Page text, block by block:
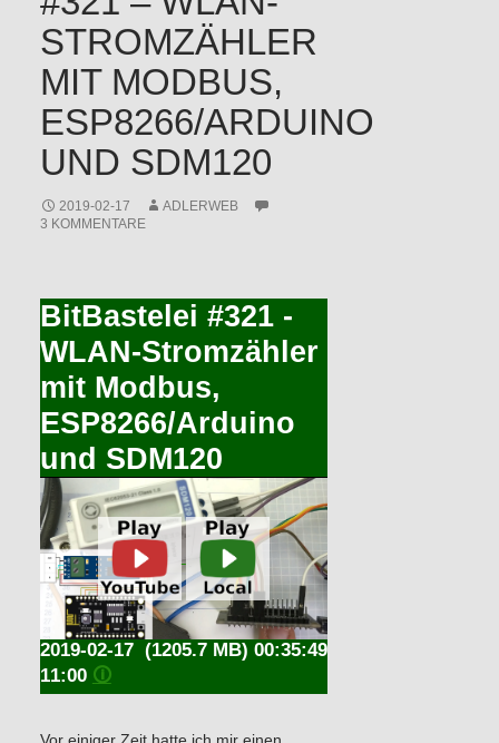
STROMZÄHLER
MIT MODBUS,
ESP8266/ARDUINO
UND SDM120
2019-02-17
ADLERWEB
3 KOMMENTARE
BitBastelei #321 -
WLAN-Stromzähler
mit Modbus,
ESP8266/Arduino
und SDM120
(1205.7 MB) 00:35:49
2019-02-17
11:00 🛈